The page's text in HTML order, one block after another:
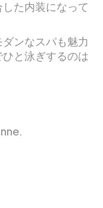
た内装になって
ンなスパも魅力
と泳ぎするのは